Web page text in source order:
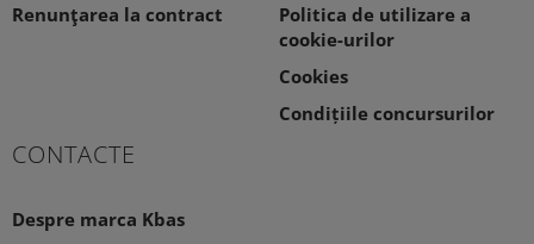
Renunţarea la contract
Politica de utilizare a
cookie-urilor
Cookies
Condițiile concursurilor
CONTACTE
Despre marca Kbas